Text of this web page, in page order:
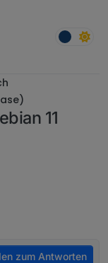
11
zum Antworten